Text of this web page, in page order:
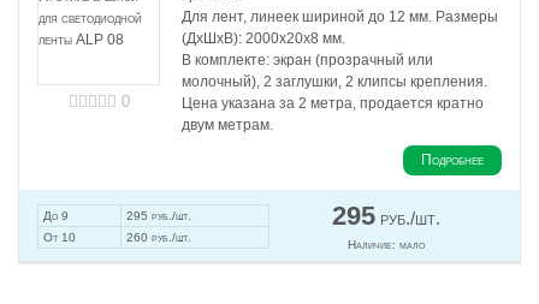
0
Для лент, линеек шириной до 12 мм. Размеры
(ДхШхВ): 2000x20x8 мм.
В комплекте: экран (прозрачный или
молочный), 2 заглушки, 2 клипсы крепления.
Цена указана за 2 метра, продается кратно
двум метрам.
Подробнее
295руб./шт.
До 9
295 руб./шт.
От 10
260 руб./шт.
Наличие: мало